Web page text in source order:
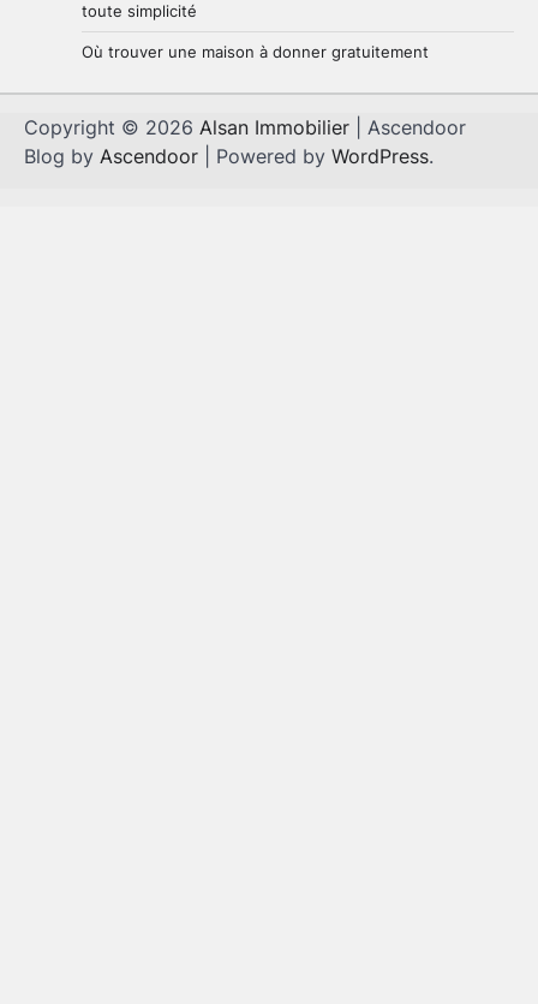
toute simplicité
Où trouver une maison à donner gratuitement
Copyright © 2026 Alsan Immobilier | Ascendoor
Blog by Ascendoor | Powered by WordPress.